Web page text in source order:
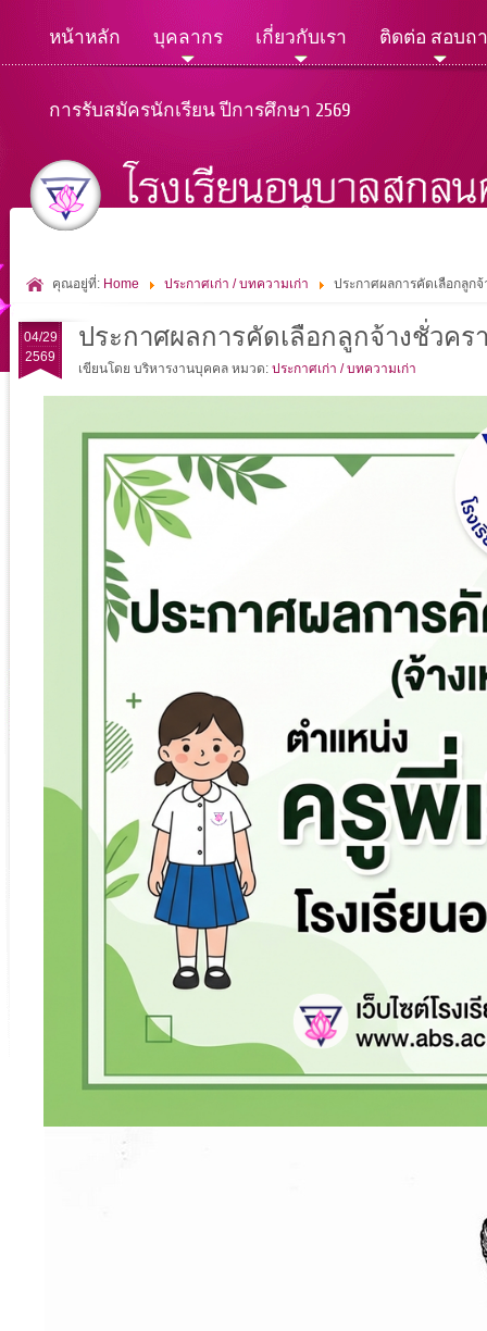
หน้าหลัก บุคลากร เกี่ยวกับเรา ติดต่อ สอบถ
การรับสมัครนักเรียน ปีการศึกษา 2569
คุณอยู่ที่: Home ประกาศเก่า / บทความเก่า ประกาศผลการคัดเลือกลูก
04/29
2569
ประกาศผลการคัดเลือกลูกจ้างชั่วคร
เขียนโดย บริหารงานบุคคล หมวด: ประกาศเก่า / บทความเก่า